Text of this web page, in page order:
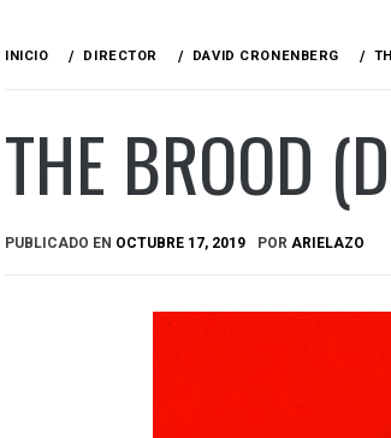
INICIO DIRECTOR DAVID CRONENBERG
THE BROOD
PUBLICADO EN OCTUBRE 17, 2019 POR ARIELAZO